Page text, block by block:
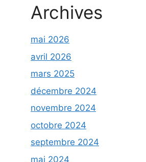
Archives
mai 2026
avril 2026
mars 2025
décembre 2024
novembre 2024
octobre 2024
septembre 2024
mai 2024